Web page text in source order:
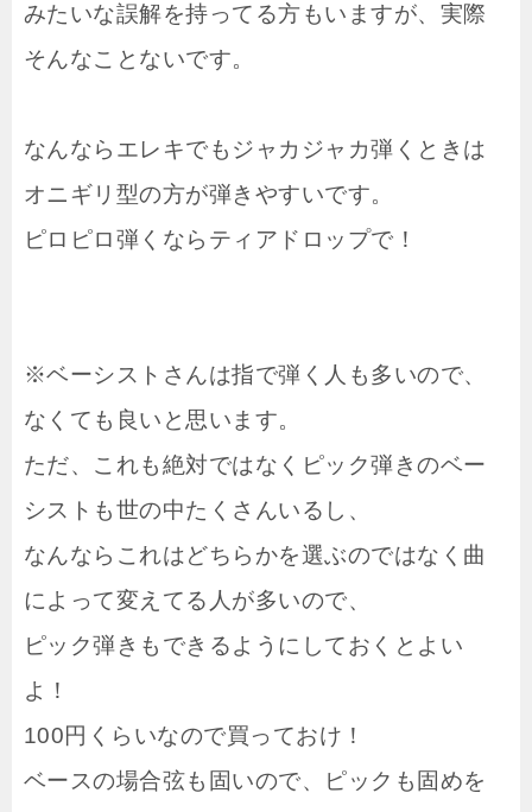
みたいな誤解を持ってる方もいますが、実際
そんなことないです。
なんならエレキでもジャカジャカ弾くときは
オニギリ型の方が弾きやすいです。
ピロピロ弾くならティアドロップで！
※ベーシストさんは指で弾く人も多いので、
なくても良いと思います。
ただ、これも絶対ではなくピック弾きのベー
シストも世の中たくさんいるし、
なんならこれはどちらかを選ぶのではなく曲
によって変えてる人が多いので、
ピック弾きもできるようにしておくとよい
よ！
100円くらいなので買っておけ！
ベースの場合弦も固いので、ピックも固めを